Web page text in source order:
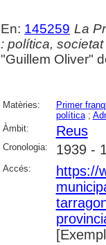
En: 145259 La
: política, societat
"Guillem Oliver"
Matèries: Primer
política;
Àmbit:
Reus
Cronologia: 1939 -
Accés:
https://